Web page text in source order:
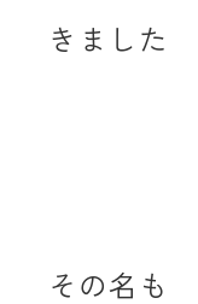
きました
その名も